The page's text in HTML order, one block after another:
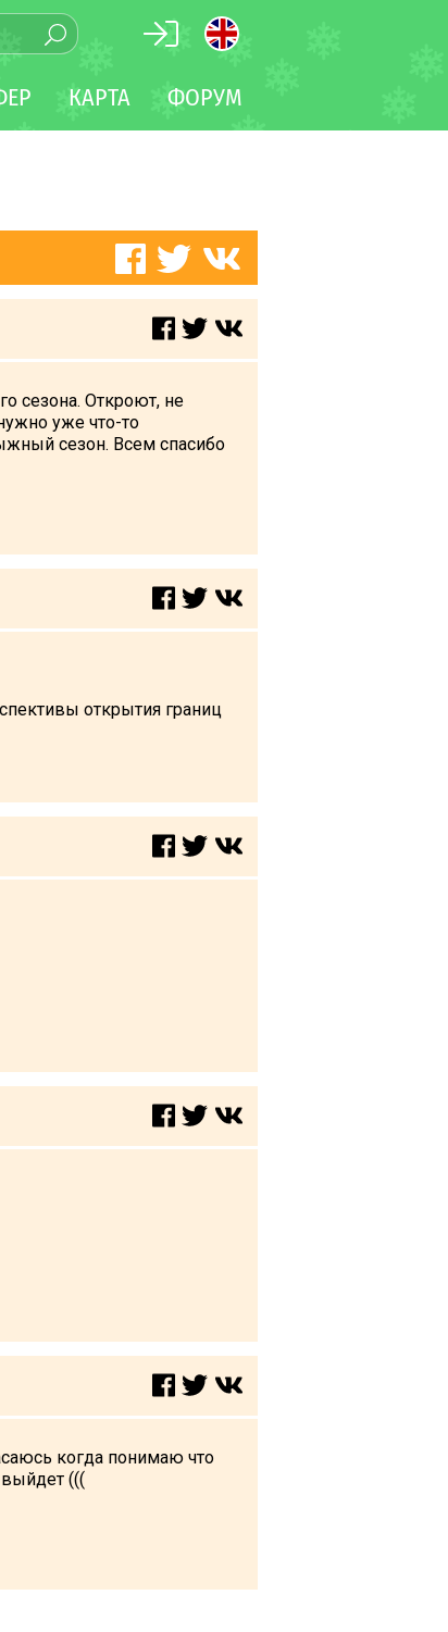
КАРТА ФОРУМ
сезона. Откроют, не
уже что-то
сезон. Всем спасибо
открытия границ
когда понимаю что
(((